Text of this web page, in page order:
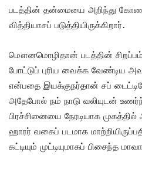
படத்தின் தன்மையை அறிந்து
வித்தியாசப் படுத்தியிருக்கிறார்.
மௌனமொழிதான் படத்தின்
போட்டுப் புரிய வைக்க வேண்டிய
என்பதை இயக்குநர்தான் சப்
அதேபோல் நம் நாடு வலியுடன்
பிரச்சினையை நேரடியாக
ஹாரர் வகைப் படமாக
கட்டியும் முட்டியுமாகப் பிசைந்த